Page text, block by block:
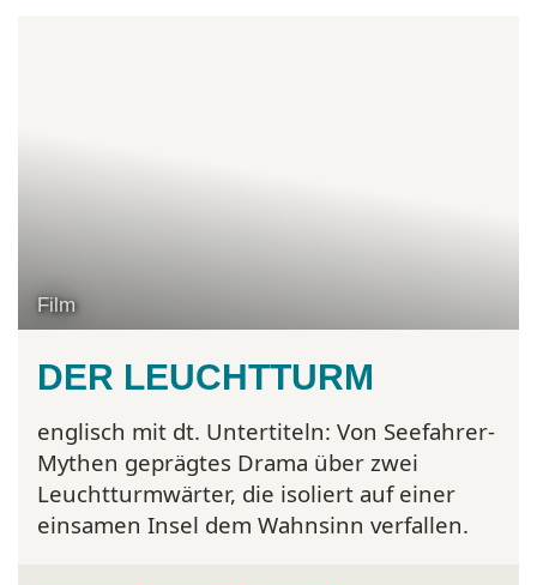
Film
DER LEUCHTTURM
englisch mit dt. Untertiteln: Von Seefahrer-
Mythen geprägtes Drama über zwei
Leuchtturmwärter, die isoliert auf einer
einsamen Insel dem Wahnsinn verfallen.